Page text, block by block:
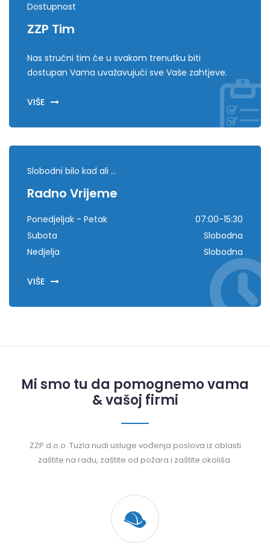
Dostupnost
ZZP Tim
Nas stručni tim će u svakom trenutku biti
dostupan Vama uvažavujući sve Vaše zahtjeve.
VIŠE
Slobodni bilo kad ali ...
Radno Vrijeme
Ponedjeljak - Petak
07:00-15:30
Subota
Slobodna
Nedjelja
Slobodna
VIŠE
Mi smo tu da pomognemo vama
& vašoj firmi
ZZP d.o.o. Tuzla nudi usluge vođenja poslova iz oblasti
zaštite na radu, zaštite od požara i zaštite okoliša.